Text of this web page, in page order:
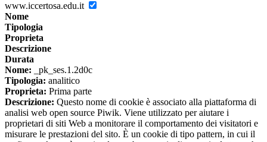
www.iccertosa.edu.it
Nome
Tipologia
Proprieta
Descrizione
Durata
Nome: _pk_ses.1.2d0c
Tipologia: analitico
Proprieta: Prima parte
Descrizione: Questo nome di cookie è associato alla piattaforma di
analisi web open source Piwik. Viene utilizzato per aiutare i
proprietari di siti Web a monitorare il comportamento dei visitatori e
misurare le prestazioni del sito. È un cookie di tipo pattern, in cui il